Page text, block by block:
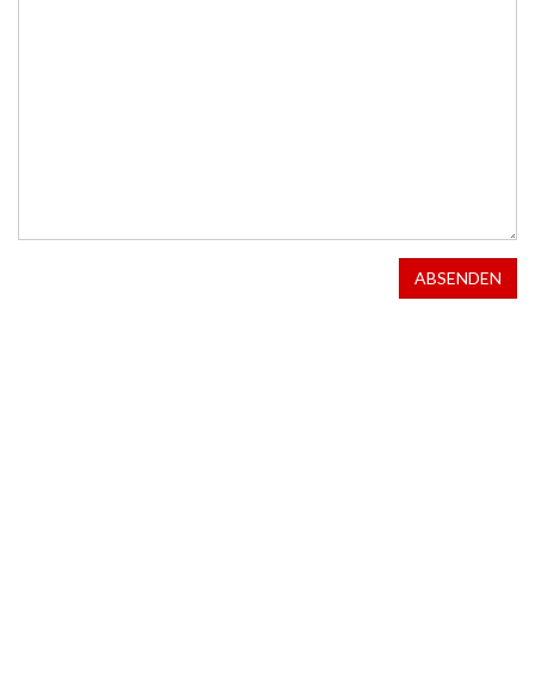
ABSENDEN